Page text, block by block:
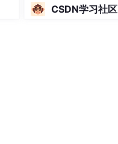
CSDN学习社区